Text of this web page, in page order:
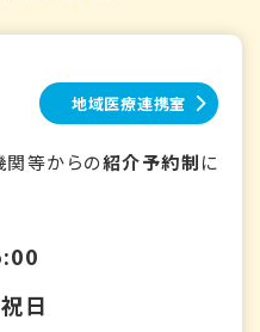
地域医療連携室
関等からの紹介予約制に
日